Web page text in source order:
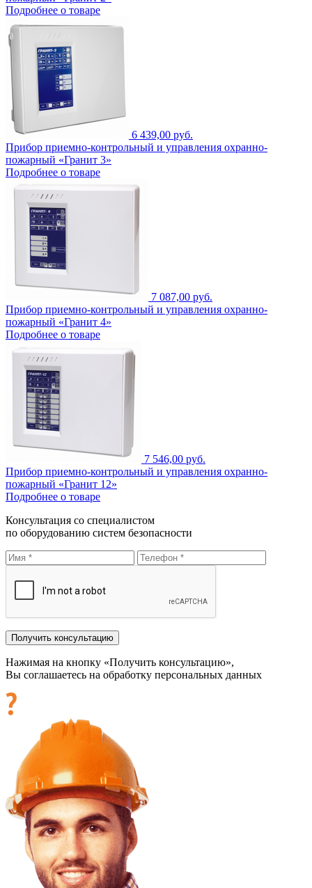
Подробнее о товаре
6 439,00 руб.
Прибор приемно-контрольный и управления охранно-
пожарный «Гранит 3»
Подробнее о товаре
7 087,00 руб.
Прибор приемно-контрольный и управления охранно-
пожарный «Гранит 4»
Подробнее о товаре
7 546,00 руб.
Прибор приемно-контрольный и управления охранно-
пожарный «Гранит 12»
Подробнее о товаре
Консультация со специалистом
по оборудованию систем безопасности
Нажимая на кнопку «Получить консультацию»,
Вы соглашаетесь на обработку персональных данных